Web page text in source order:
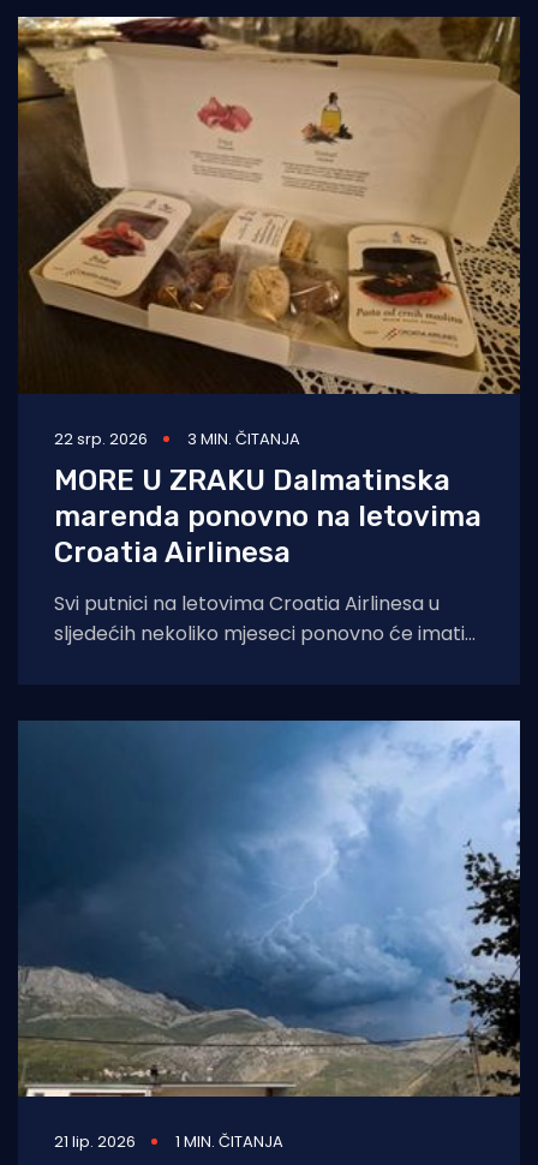
22 srp. 2026 3 MIN. ČITANJA
MORE U ZRAKU Dalmatinska
marenda ponovno na letovima
Croatia Airlinesa
Svi putnici na letovima Croatia Airlinesa u
sljedećih nekoliko mjeseci ponovno će imati
21 lip. 2026 1 MIN. ČITANJA